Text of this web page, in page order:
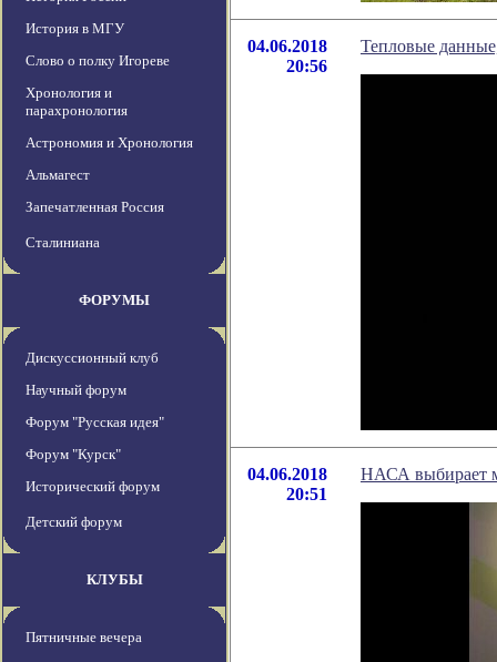
История в МГУ
Слово о полку Игореве
Хронология и
парахронология
Астрономия и Хронология
Альмагест
Запечатленная Россия
Сталиниана
ФОРУМЫ
Дискуссионный клуб
Научный форум
Форум "Русская идея"
Форум "Курск"
Исторический форум
Детский форум
КЛУБЫ
Пятничные вечера
04.06.2018
20:56
Тепловые
04.06.2018
20:51
НАСА выбирает